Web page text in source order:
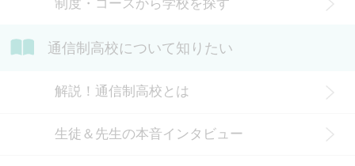
ます。
制度・コースから学校を探す
通信制高校について知りたい
解説！通信制高校とは
生徒＆先生の本音インタビュー